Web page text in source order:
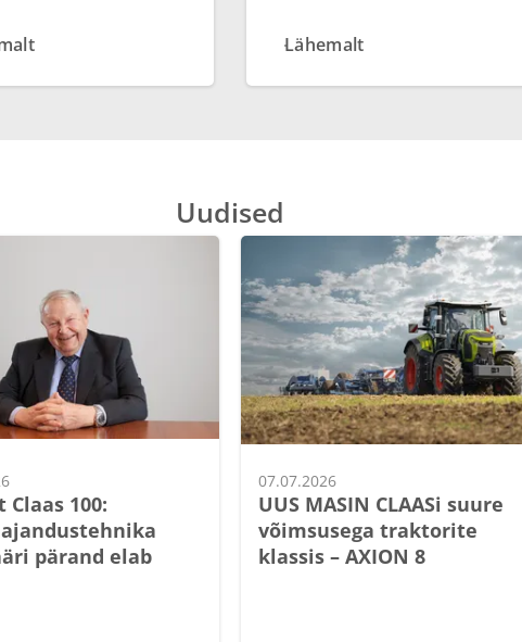
Lähemalt
Uudised
100:
pärand elab
07.07.2026
UUS MASIN CLAASi suure
võimsusega traktorite
klassis – AXION 8